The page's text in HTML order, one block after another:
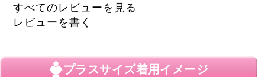
みおん
51
購入者
2023/04/09
すべてのレビューを見る
レビューを書く
プラスサイズ着用イメージ